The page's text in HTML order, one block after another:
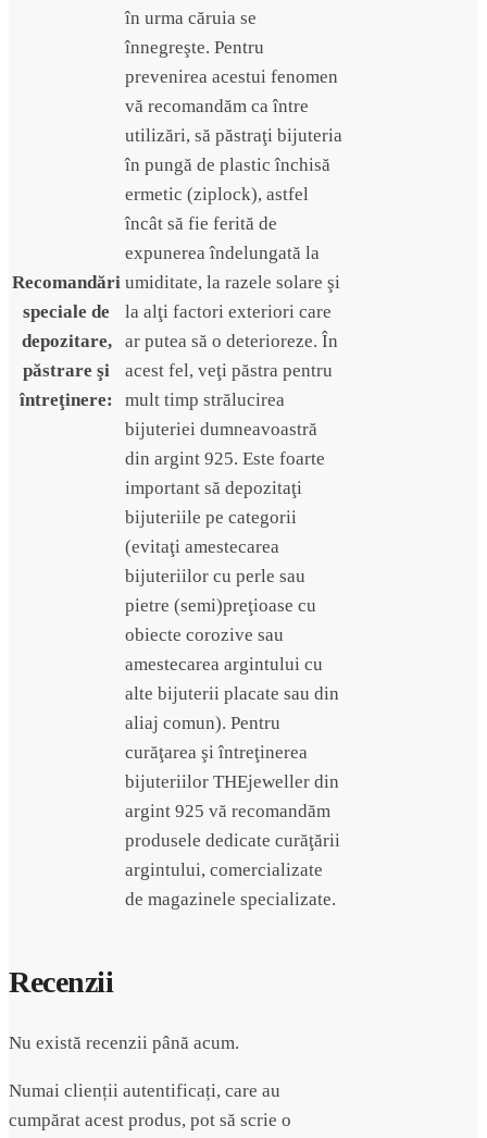
Recomandări
speciale de
depozitare,
păstrare şi
întreţinere:
în urma căruia se
înnegreşte. Pentru
prevenirea acestui fenomen
vă recomandăm ca între
utilizări, să păstraţi bijuteria
în pungă de plastic închisă
ermetic (ziplock), astfel
încât să fie ferită de
expunerea îndelungată la
umiditate, la razele solare şi
la alţi factori exteriori care
ar putea să o deterioreze. În
acest fel, veţi păstra pentru
mult timp strălucirea
bijuteriei dumneavoastră
din argint 925. Este foarte
important să depozitaţi
bijuteriile pe categorii
(evitaţi amestecarea
bijuteriilor cu perle sau
pietre (semi)preţioase cu
obiecte corozive sau
amestecarea argintului cu
alte bijuterii placate sau din
aliaj comun). Pentru
curăţarea şi întreţinerea
bijuteriilor THEjeweller din
argint 925 vă recomandăm
produsele dedicate curăţării
argintului, comercializate
de magazinele specializate.
Recenzii
Nu există recenzii până acum.
Numai clienții autentificați, care au
cumpărat acest produs, pot să scrie o